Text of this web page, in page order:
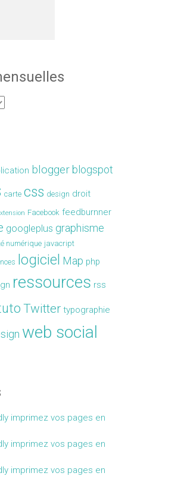
blogger blogspot
carte css design droit
Facebook feedburnner
googleplus graphisme
numérique javacript
logiciel Map php
ressources rss
Twitter typographie
web social
imprimez vos pages en
imprimez vos pages en
imprimez vos pages en